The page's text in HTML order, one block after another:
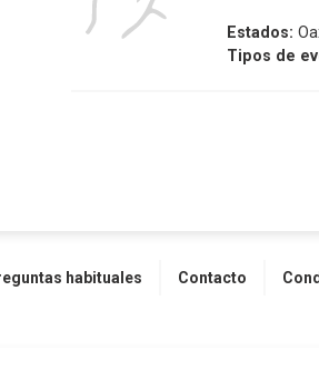
Estados:
Tipos de
habituales Contacto